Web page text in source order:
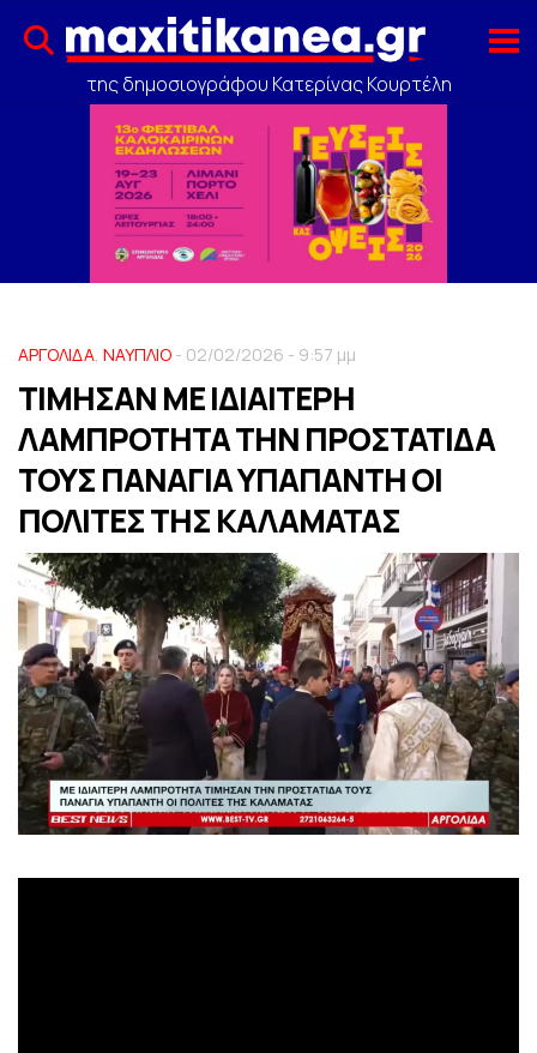
της δημοσιογράφου Κατερίνας Κουρτέλη
ΑΡΓΟΛΙΔΑ, ΝΑΥΠΛΙΟ - 02/02/2026 - 9:57 μμ
ΤΙΜΗΣΑΝ ΜΕ ΙΔΙΑΙΤΕΡΗ
ΛΑΜΠΡΟΤΗΤΑ ΤΗΝ ΠΡΟΣΤΑΤΙΔΑ
ΤΟΥΣ ΠΑΝΑΓΙΑ ΥΠΑΠΑΝΤΗ ΟΙ
ΠΟΛΙΤΕΣ ΤΗΣ ΚΑΛΑΜΑΤΑΣ